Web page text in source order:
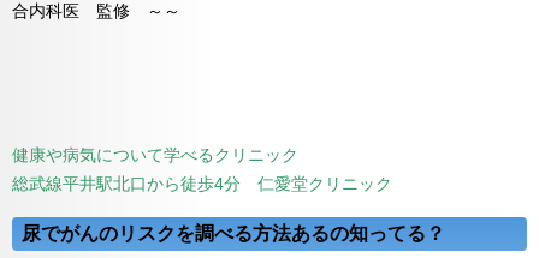
合内科医 監修 ～～
健康や病気について学べるクリニック
総武線平井駅北口から徒歩4分 仁愛堂クリニック
尿でがんのリスクを調べる方法あるの知ってる？